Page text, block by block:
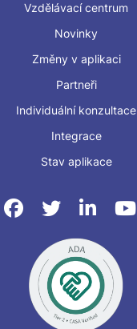
Vzdělávací centrum
Novinky
Změny v aplikaci
Partneři
Individuální konzultace
Integrace
Stav aplikace